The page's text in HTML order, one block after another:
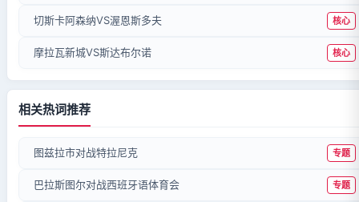
切斯卡阿森纳VS渥恩斯多夫 核心
摩拉瓦新城VS斯达布尔诺 核心
相关热词推荐
图兹拉市对战特拉尼克 专题
巴拉斯图尔对战西班牙语体育会 专题